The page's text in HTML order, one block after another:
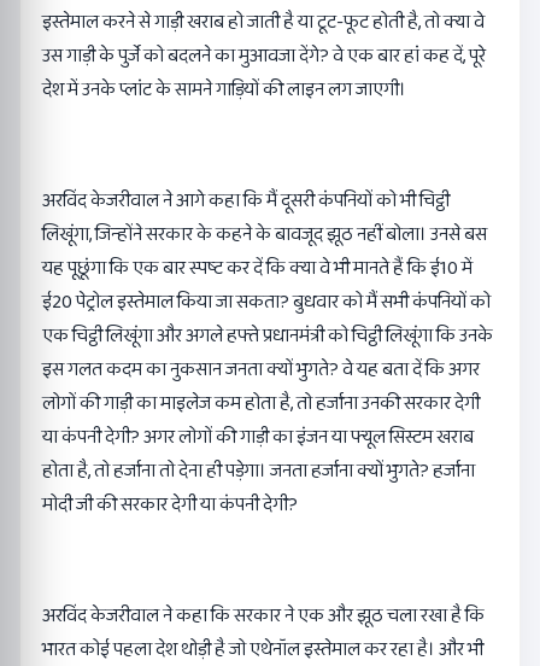
इस्तेमाल करने से गाड़ी खराब हो जाती है या टूट-फूट होती है, तो क्या वे
उस गाड़ी के पुर्जे को बदलने का मुआवजा देंगे? वे एक बार हां कह दें, पूरे
देश में उनके प्लांट के सामने गाड़ियों की लाइन लग जाएगी।
अरविंद केजरीवाल ने आगे कहा कि मैं दूसरी कंपनियों को भी चिट्ठी
लिखूंगा, जिन्होंने सरकार के कहने के बावजूद झूठ नहीं बोला। उनसे बस
यह पूछूंगा कि एक बार स्पष्ट कर दें कि क्या वे भी मानते हैं कि ई10 में
ई20 पेट्रोल इस्तेमाल किया जा सकता? बुधवार को मैं सभी कंपनियों को
एक चिट्ठी लिखूंगा और अगले हफ्ते प्रधानमंत्री को चिट्ठी लिखूंगा कि उनके
इस गलत कदम का नुकसान जनता क्यों भुगते? वे यह बता दें कि अगर
लोगों की गाड़ी का माइलेज कम होता है, तो हर्जाना उनकी सरकार देगी
या कंपनी देगी? अगर लोगों की गाड़ी का इंजन या फ्यूल सिस्टम खराब
होता है, तो हर्जाना तो देना ही पड़ेगा। जनता हर्जाना क्यों भुगते? हर्जाना
मोदी जी की सरकार देगी या कंपनी देगी?
अरविंद केजरीवाल ने कहा कि सरकार ने एक और झूठ चला रखा है कि
भारत कोई पहला देश थोड़ी है जो एथेनॉल इस्तेमाल कर रहा है। और भी